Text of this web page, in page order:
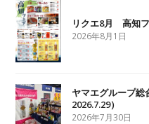
リクエ8月 高知
2026年8月1日
ヤマエグループ総
2026.7.29）
2026年7月30日